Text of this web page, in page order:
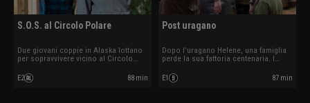
S.O.S. al Circolo Polare
Due giovani coppie in Alaska lottano
per sopravvivere vicino al Circolo
soluzioni audaci per affrontare il
clima più estremo.
E2 88 min
Post uragano
Dopo l’uragano Helene, una famiglia
perde la sua fattoria centenaria. I
renderla autosufficiente in una
settimana.
E1 87 min